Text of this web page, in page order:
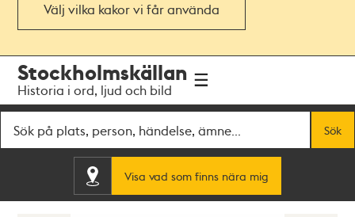
Välj vilka kakor vi får använda
navigationen
huvudinnehållet
Stockholmskällan
Historia i ord, ljud och bild
Sök
Visa vad som finns nära mig